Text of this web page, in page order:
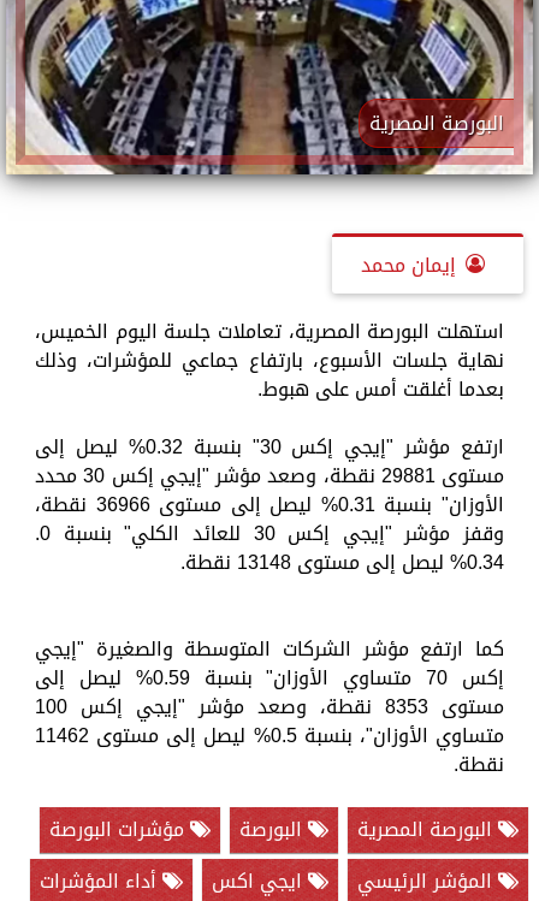
البورصة المصرية
إيمان محمد
استهلت البورصة المصرية، تعاملات جلسة اليوم الخميس،
نهاية جلسات الأسبوع، بارتفاع جماعي للمؤشرات، وذلك
بعدما أغلقت أمس على هبوط.
ارتفع مؤشر "إيجي إكس 30" بنسبة 0.32% ليصل إلى
مستوى 29881 نقطة، وصعد مؤشر "إيجي إكس 30 محدد
الأوزان" بنسبة 0.31% ليصل إلى مستوى 36966 نقطة،
وقفز مؤشر "إيجي إكس 30 للعائد الكلي" بنسبة 0.
0.34% ليصل إلى مستوى 13148 نقطة.
كما ارتفع مؤشر الشركات المتوسطة والصغيرة "إيجي
إكس 70 متساوي الأوزان" بنسبة 0.59% ليصل إلى
مستوى 8353 نقطة، وصعد مؤشر "إيجي إكس 100
متساوي الأوزان"، بنسبة 0.5% ليصل إلى مستوى 11462
نقطة.
البورصة المصرية
البورصة
مؤشرات البورصة
المؤشر الرئيسي
ايجي اكس
أداء المؤشرات